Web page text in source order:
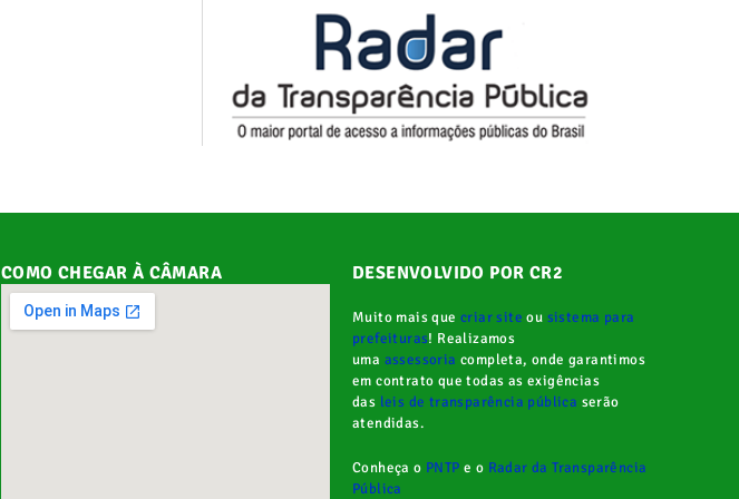
COMO CHEGAR À CÂMARA DESENVOLVIDO POR CR2
Muito mais quecriar site ou sistema para
prefeituras! Realizamos
uma assessoria completa, onde garantimos
em contrato que todas as exigências
das leis de transparência pública serão
atendidas.
Conheça o PNTP e o Radar da Transparência
Pública